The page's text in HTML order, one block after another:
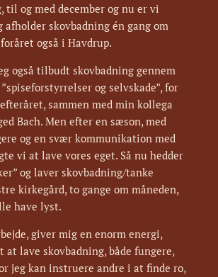
til og med december og nu er vi
afholder skovbadning én gang om
også i Havdrup.
også tilbudt skovbadning gennem
og selvskade”, for
sammen med min kollega
Bach. Men efter en sæson, med
og en svær kommunikation med
vi at lave vores eget. Så nu hedder
og laver skovbadning/tanke
kirkegård, to gange om måneden,
have lyst.
giver mig en enorm energi,
lave skovbadning, både fungere,
jeg kan instruere andre i at finde ro,